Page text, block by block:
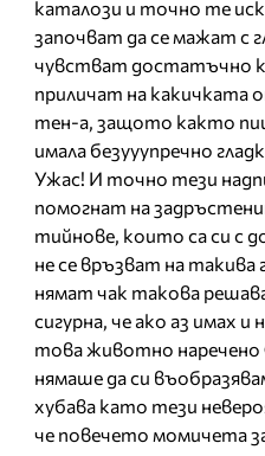
каталози и точно те
започват да се мажат с
чувстват достатъчно
приличат на какичката
тен-а, защото както
имала безууупречно
Ужас! И точно тези
помогнат на
тийнове, които са си с
не се връзват на
нямат чак такова
сигурна, че ако аз имах и
това животно
нямаше да си
хубава като тези
че повечето момичета